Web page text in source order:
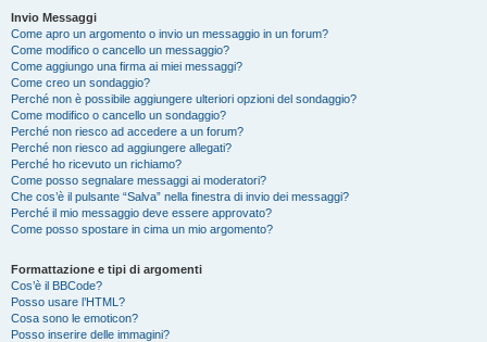
Invio Messaggi
Come apro un argomento o invio un messaggio in un forum?
Come modifico o cancello un messaggio?
Come aggiungo una firma ai miei messaggi?
Come creo un sondaggio?
Perché non è possibile aggiungere ulteriori opzioni del sondaggio?
Come modifico o cancello un sondaggio?
Perché non riesco ad accedere a un forum?
Perché non riesco ad aggiungere allegati?
Perché ho ricevuto un richiamo?
Come posso segnalare messaggi ai moderatori?
Che cos’è il pulsante “Salva” nella finestra di invio dei messaggi?
Perché il mio messaggio deve essere approvato?
Come posso spostare in cima un mio argomento?
Formattazione e tipi di argomenti
Cos’è il BBCode?
Posso usare l’HTML?
Cosa sono le emoticon?
Posso inserire delle immagini?